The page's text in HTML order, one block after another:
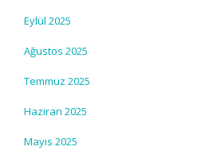
Eylül 2025
Ağustos 2025
Temmuz 2025
Haziran 2025
Mayıs 2025